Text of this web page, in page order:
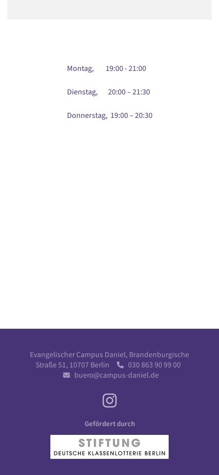
Montag, 19:00 - 21:00
Dienstag, 20:00 – 21:30
Donnerstag, 19:00 – 20:30
Evangelischer Campus Daniel, Brandenburgische
Straße 51, 10707 Berlin
030 863 90 99 00
 buero@campus-daniel.de
Gefördert durch